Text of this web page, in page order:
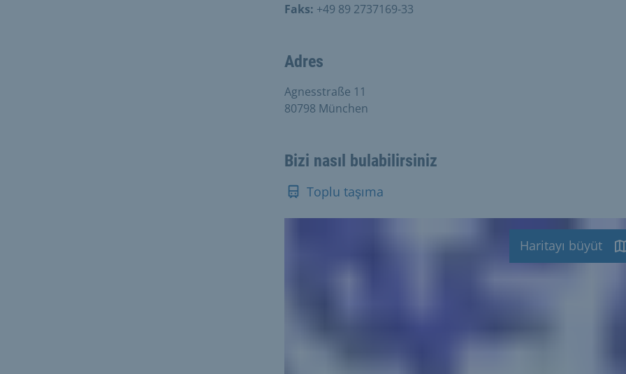
Faks: +49 89 2737169-33
Adres
Agnesstraße 11
80798 München
Bizi nasıl bulabilirsiniz
Toplu taşıma
Haritayı büyüt